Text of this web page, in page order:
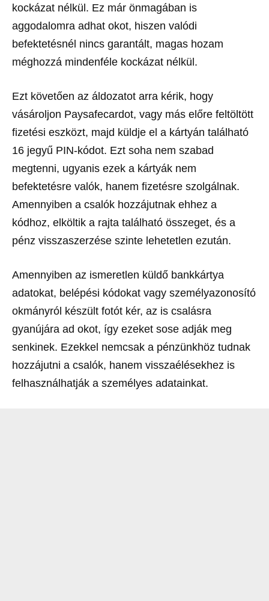
kockázat nélkül. Ez már önmagában is
aggodalomra adhat okot, hiszen valódi
befektetésnél nincs garantált, magas hozam
méghozzá mindenféle kockázat nélkül.
Ezt követően az áldozatot arra kérik, hogy
vásároljon Paysafecardot, vagy más előre feltöltött
fizetési eszközt, majd küldje el a kártyán található
16 jegyű PIN-kódot. Ezt soha nem szabad
megtenni, ugyanis ezek a kártyák nem
befektetésre valók, hanem fizetésre szolgálnak.
Amennyiben a csalók hozzájutnak ehhez a
kódhoz, elköltik a rajta található összeget, és a
pénz visszaszerzése szinte lehetetlen ezután.
Amennyiben az ismeretlen küldő bankkártya
adatokat, belépési kódokat vagy személyazonosító
okmányról készült fotót kér, az is csalásra
gyanújára ad okot, így ezeket sose adják meg
senkinek. Ezekkel nemcsak a pénzünkhöz tudnak
hozzájutni a csalók, hanem visszaélésekhez is
felhasználhatják a személyes adatainkat.